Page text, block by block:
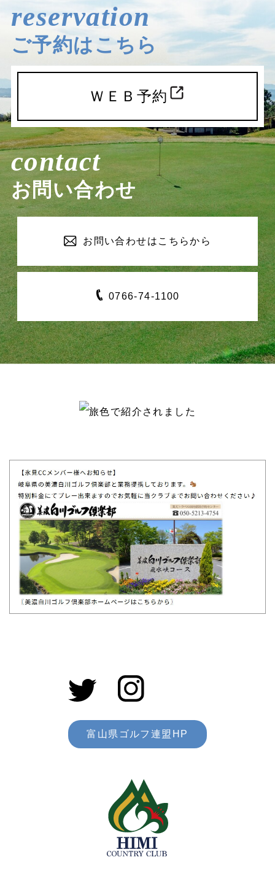
reservation
ご予約はこちら
ＷＥＢ予約
contact
お問い合わせ
お問い合わせは こちらから
0766-74-1100
富山県ゴルフ連盟HP